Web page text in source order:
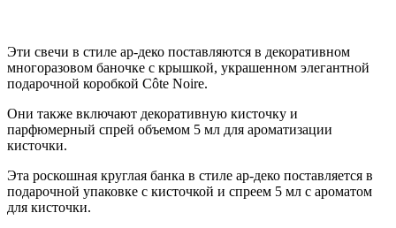
Эти свечи в стиле ар-деко поставляются в декоративном
многоразовом баночке с крышкой, украшенном элегантной
подарочной коробкой Côte Noire.
Они также включают декоративную кисточку и
парфюмерный спрей объемом 5 мл для ароматизации
кисточки.
Эта роскошная круглая банка в стиле ар-деко поставляется в
подарочной упаковке с кисточкой и спреем 5 мл с ароматом
для кисточки.